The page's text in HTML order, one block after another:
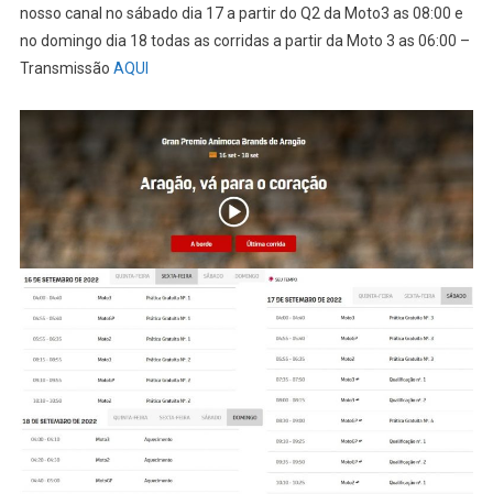
nosso canal no sábado dia 17 a partir do Q2 da Moto3 as 08:00 e
no domingo dia 18 todas as corridas a partir da Moto 3 as 06:00 –
Transmissão AQUI